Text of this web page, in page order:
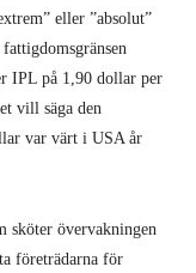
eller ”absolut”
IPL på 1,90 dollar per
vill säga den
var värt i USA år
sköter övervakningen
företrädarna för